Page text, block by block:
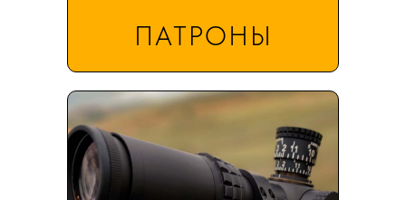
ПАТРОНЫ